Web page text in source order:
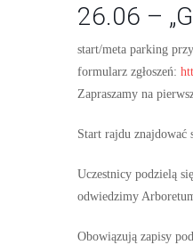
26.06 –
start/meta parking
formularz zgłoszeń:
Zapraszamy na
Start rajdu znajdować
Uczestnicy podzielą
odwiedzimy
Obowiązują zapisy